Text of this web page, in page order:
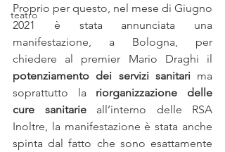
teatro
Proprio per questo, nel mese di Giugno
2021 è stata annunciata una
manifestazione, a Bologna, per
potenziamento dei servizi sanitari ma
soprattutto la riorganizzazione delle
cure sanitarie all’interno delle RSA
Inoltre, la manifestazione è stata anche
spinta dal fatto che sono esattamente